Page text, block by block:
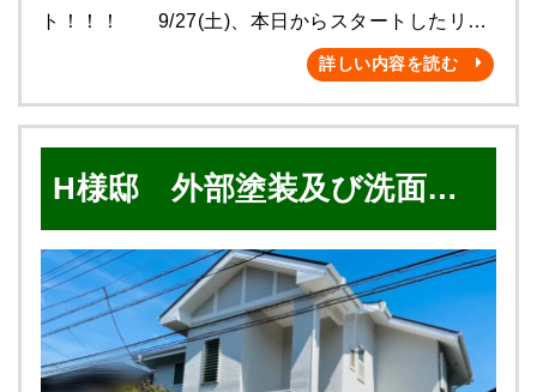
ト！！！ 9/27(土)、本日からスタートしたリニ
ューアルオープンイベント！！！ ガラガラ大抽選
会、まだ特賞がでていません！！！！ 今からでも
ださい！😉 スタッフ一同、お待ちしております♬
【お問合せ】 塗装について少しでも気になること
1116-39 または【お問い合わせフォーム】からど
うぞ！ 屋根塗装・外壁塗装の事 ご自宅のことでお
困りの際は 是非❗️ 雅へお気軽にご相談ください❗️ ✅
話しを聞くだけでもOK👌🏻 ✅ お見積もりだけでも
OK👌🏻 まずは無料診断から❗️ お待ちしております🌟
詳しい内容を読む
H様邸 外部塗装及び洗面所
リフォーム工事